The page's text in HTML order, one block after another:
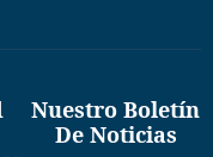
Nuestro Boletín
De Noticias